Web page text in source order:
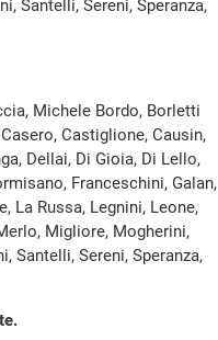
Santelli, Sereni, Speranza,
Michele Bordo, Borletti
Castiglione, Causin,
Dellai, Di Gioia, Di Lello,
Franceschini, Galan,
La Russa, Legnini, Leone,
Migliore, Mogherini,
Santelli, Sereni, Speranza,